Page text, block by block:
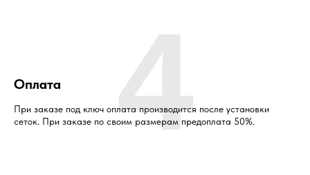
Оплата
При заказе под ключ оплата производится после установки
сеток. При заказе по своим размерам предоплата 50%.
4